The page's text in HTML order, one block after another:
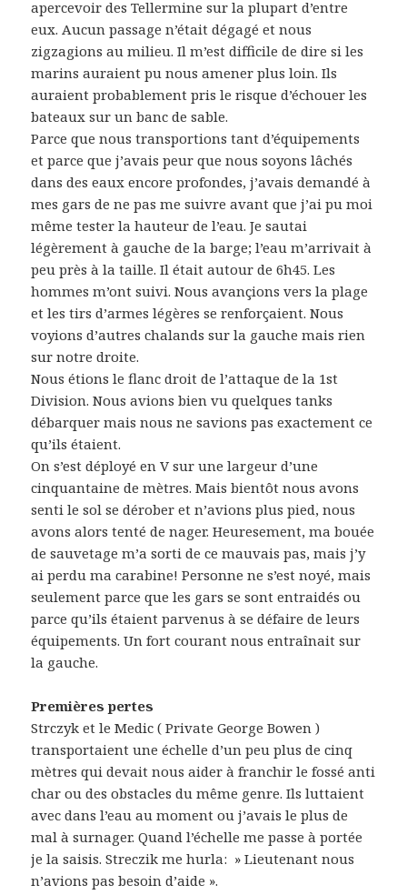
apercevoir des Tellermine sur la plupart d’entre
eux. Aucun passage n’était dégagé et nous
zigzagions au milieu. Il m’est difficile de dire si les
marins auraient pu nous amener plus loin. Ils
auraient probablement pris le risque d’échouer les
bateaux sur un banc de sable.
Parce que nous transportions tant d’équipements
et parce que j’avais peur que nous soyons lâchés
dans des eaux encore profondes, j’avais demandé à
mes gars de ne pas me suivre avant que j’ai pu moi
même tester la hauteur de l’eau. Je sautai
légèrement à gauche de la barge; l’eau m’arrivait à
peu près à la taille. Il était autour de 6h45. Les
hommes m’ont suivi. Nous avançions vers la plage
et les tirs d’armes légères se renforçaient. Nous
voyions d’autres chalands sur la gauche mais rien
sur notre droite.
Nous étions le flanc droit de l’attaque de la 1st
Division. Nous avions bien vu quelques tanks
débarquer mais nous ne savions pas exactement ce
qu’ils étaient.
On s’est déployé en V sur une largeur d’une
cinquantaine de mètres. Mais bientôt nous avons
senti le sol se dérober et n’avions plus pied, nous
avons alors tenté de nager. Heuresement, ma bouée
de sauvetage m’a sorti de ce mauvais pas, mais j’y
ai perdu ma carabine! Personne ne s’est noyé, mais
seulement parce que les gars se sont entraidés ou
parce qu’ils étaient parvenus à se défaire de leurs
équipements. Un fort courant nous entraînait sur
la gauche.
Premières pertes
Strczyk et le Medic ( Private George Bowen )
transportaient une échelle d’un peu plus de cinq
mètres qui devait nous aider à franchir le fossé anti
char ou des obstacles du même genre. Ils luttaient
avec dans l’eau au moment ou j’avais le plus de
mal à surnager. Quand l’échelle me passe à portée
je la saisis. Streczik me hurla: » Lieutenant nous
n’avions pas besoin d’aide ».